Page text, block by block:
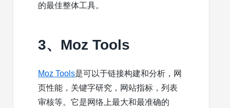
的最佳整体工具。
3、Moz Tools
Moz Tools是可以于链接构建和分析，网
页性能，关键字研究，网站指标，列表
审核等。它是网络上最大和最准确的